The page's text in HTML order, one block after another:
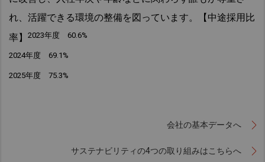
れ、活躍できる環境の整備を図っています。
【中途採用比
率】
2023年度 60.6%
2024年度 69.1%
2025年度 75.3%
会社の基本データへ
サステナビリティの4つの取り組みはこちらへ